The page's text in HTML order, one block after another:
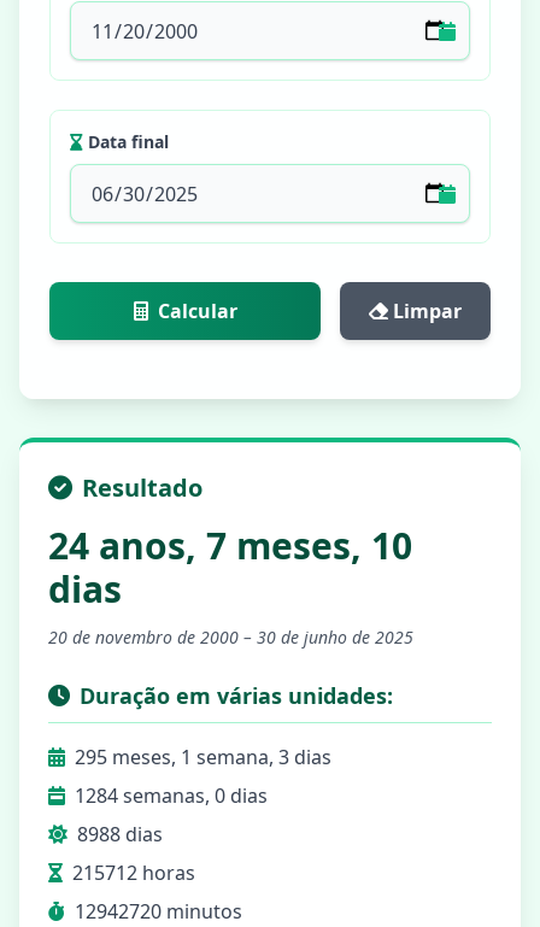
Data final
Calcular Limpar
Resultado
24 anos, 7 meses, 10
dias
20 de novembro de 2000 – 30 de junho de 2025
Duração em várias unidades:
295 meses, 1 semana, 3 dias
1284 semanas, 0 dias
8988 dias
215712 horas
12942720 minutos